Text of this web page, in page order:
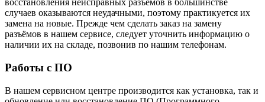
восстановления неисправных разъёмов в большинстве
случаев оказываются неудачными, поэтому практикуется их
замена на новые. Прежде чем сделать заказ на замену
разъёмов в нашем сервисе, следует уточнить информацию о
наличии их на складе, позвонив по нашим телефонам.
Работы с ПО
В нашем сервисном центре производится как установка, так и